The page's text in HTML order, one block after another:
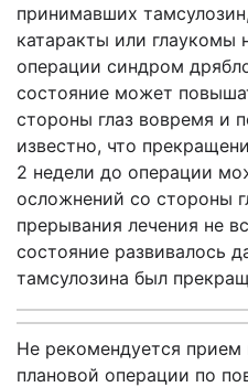
принимавших
катаракты или глаукомы
операции синдром
состояние может
стороны глаз вовремя и
известно, что
2 недели до операции
осложнений со стороны
прерывания лечения не
состояние развивалось
тамсулозина был
Не рекомендуется
плановой операции по